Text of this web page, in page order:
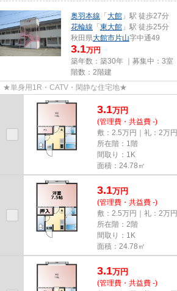
奥羽本線 「 大館 」駅 徒歩27分
花輪線 「 東大館 」駅 徒歩25分
秋田県大館市片山字中通49
3.1万円
築年数：築30年 ｜募集中： 3室
階数：2階建
★単身用1R・CATV・閑静な住宅地★
3.1万円
(管理費・共益費 -)
敷：2.5万円｜礼：2万円
所在階：1階
間取り：1K
面積：24.78㎡
3.1万円
(管理費・共益費 -)
敷：2.5万円｜礼：2万円
所在階：2階
間取り：1K
面積：24.78㎡
3.1万円
(管理費・共益費 -)